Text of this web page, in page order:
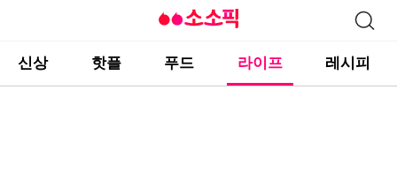
신상 핫플 푸드 라이프 레시피